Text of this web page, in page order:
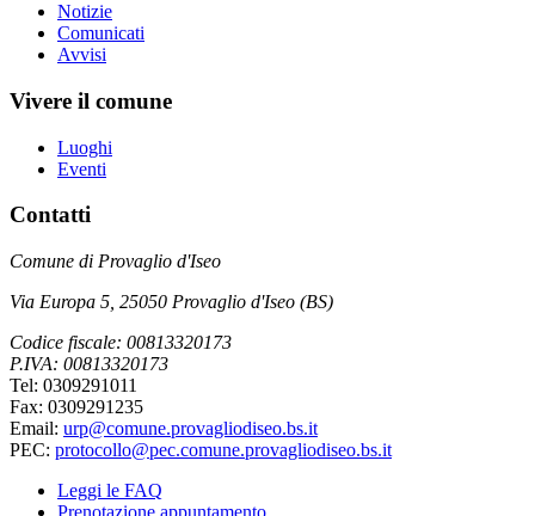
Notizie
Comunicati
Avvisi
Vivere il comune
Luoghi
Eventi
Contatti
Comune di Provaglio d'Iseo
Via Europa 5, 25050 Provaglio d'Iseo (BS)
Codice fiscale: 00813320173
P.IVA: 00813320173
Tel: 0309291011
Fax: 0309291235
Email: urp@comune.provagliodiseo.bs.it
PEC: protocollo@pec.comune.provagliodiseo.bs.it
Leggi le FAQ